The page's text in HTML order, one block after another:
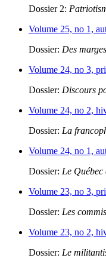
Dossier 2:
Volume 25, no 1,
Dossier: Des
Volume 24, no 3,
Dossier: Discours
Volume 24, no 2,
Dossier: La
Volume 24, no 1,
Dossier: Le Québec
Volume 23, no 3,
Dossier: Les
Volume 23, no 2,
Dossier: Le